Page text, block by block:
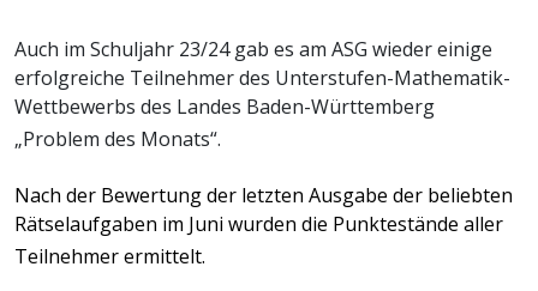
Auch im Schuljahr 23/24 gab es am ASG wieder einige
erfolgreiche Teilnehmer des Unterstufen-Mathematik-
Wettbewerbs des Landes Baden-Württemberg
„Problem des Monats“.
Nach der Bewertung der letzten Ausgabe der beliebten
Rätselaufgaben im Juni wurden die Punktestände aller
Teilnehmer ermittelt.